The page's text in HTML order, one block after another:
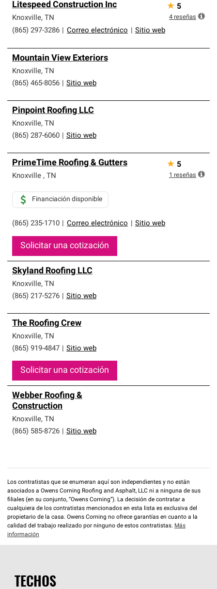
Litespeed Construction Inc
Knoxville, TN
(865) 297-3286
Correo electrónico Sitio web
★ 5
4 reseñas
Mountain View Exteriors
Knoxville, TN
(865) 465-8056
Sitio web
Pinpoint Roofing LLC
Knoxville, TN
(865) 287-6060
Sitio web
PrimeTime Roofing & Gutters
Knoxville , TN
(865) 235-1710 Correo electrónico Sitio web
Financiación disponible
Solicitar una cotización
★ 5
1 reseñas
Skyland Roofing LLC
Knoxville, TN
(865) 217-5276
Sitio web
The Roofing Crew
Knoxville, TN
(865) 919-4847
Sitio web
Solicitar una cotización
Webber Roofing &
Construction
Knoxville, TN
(865) 585-8726
Sitio web
Los contratistas que se enumeran aquí son independientes y no están
asociados a Owens Corning Roofing and Asphalt, LLC ni a ninguna de sus
filiales (en su conjunto, “Owens Corning”). La decisión de contratar a
cualquiera de los contratistas mencionados en esta lista es exclusiva del
propietario de la casa. Owens Corning no ofrece garantías en cuanto a la
calidad del trabajo realizado por ninguno de estos contratistas. Más
información
TECHOS